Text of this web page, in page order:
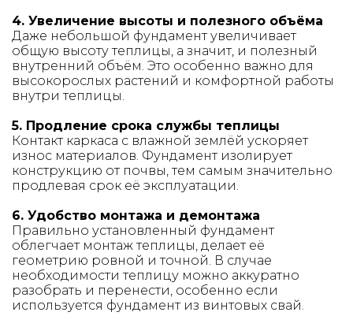
4. Увеличение высоты и полезного объёма
Даже небольшой фундамент увеличивает
общую высоту теплицы, а значит, и полезный
внутренний объём. Это особенно важно для
высокорослых растений и комфортной работы
внутри теплицы.
5. Продление срока службы теплицы
Контакт каркаса с влажной землёй ускоряет
износ материалов. Фундамент изолирует
конструкцию от почвы, тем самым значительно
продлевая срок её эксплуатации.
6. Удобство монтажа и демонтажа
Правильно установленный фундамент
облегчает монтаж теплицы, делает её
геометрию ровной и точной. В случае
необходимости теплицу можно аккуратно
разобрать и перенести, особенно если
используется фундамент из винтовых свай.